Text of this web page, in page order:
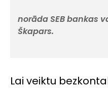
norāda SEB bankas
Škapars.
Lai veiktu